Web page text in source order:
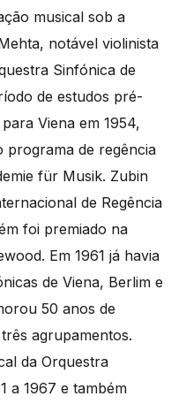
musical sob a
notável violinista
Sinfónica de
de estudos pré-
Viena em 1954,
programa de regência
für Musik. Zubin
de Regência
foi premiado na
Em 1961 já havia
de Viena, Berlim e
50 anos de
agrupamentos.
da Orquestra
a 1967 e também